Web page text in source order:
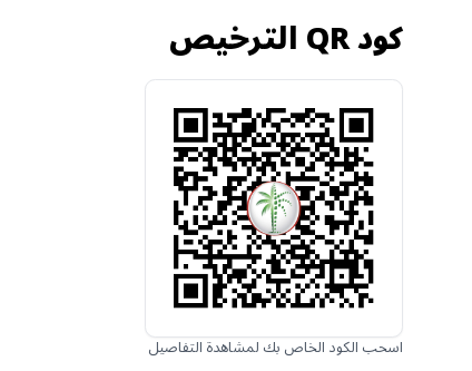
كود QR الترخيص
اسحب الكود الخاص بك لمشاهدة التفاصيل